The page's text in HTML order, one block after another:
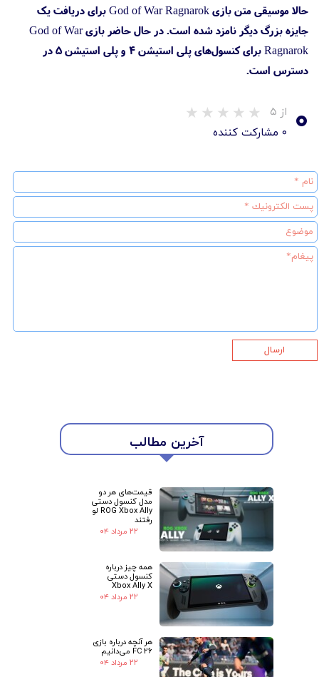
حالا موسیقی متن بازی God of War Ragnarok برای دریافت یک
جایزه بزرگ دیگر نامزد شده است. در حال حاضر بازی God of War
Ragnarok‌ برای کنسول‌های پلی استیشن 4 و پلی استیشن 5 در
دسترس است.
۰ از ۵
★
۰ مشارکت کننده
آخرین مطالب
قیمت‌های هر دو
مدل کنسول دستی
ROG Xbox Ally لو
رفتند
۲۲ مرداد ۰۴
همه چیز درباره
کنسول دستی
Xbox Ally X
۲۲ مرداد ۰۴
هر آنچه درباره بازی
FC 26 می‌دانیم
۲۲ مرداد ۰۴
ارسال